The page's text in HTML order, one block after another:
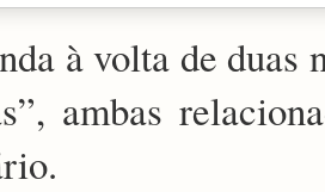
à volta de
ambas